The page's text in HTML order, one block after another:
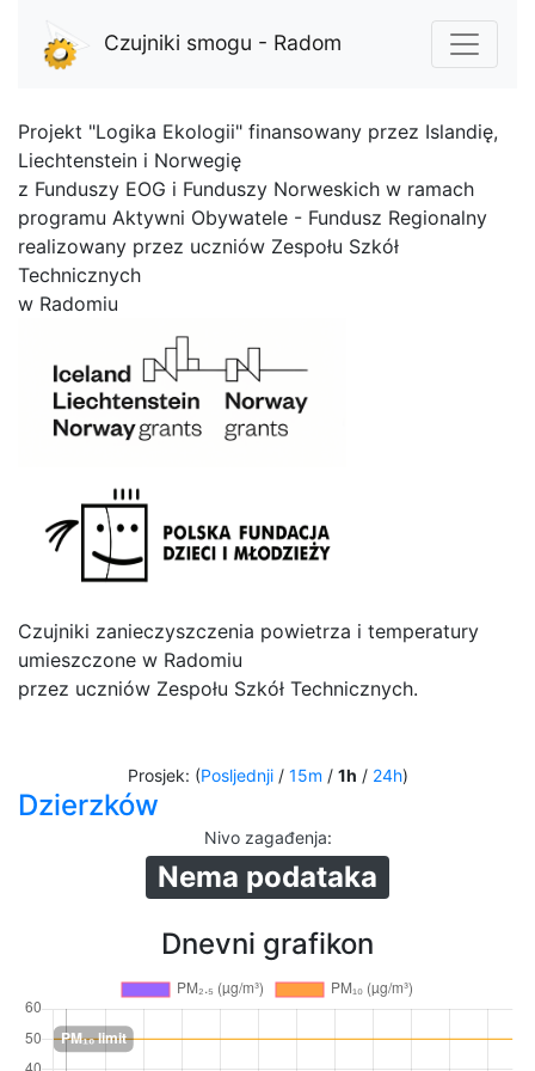
Czujniki smogu - Radom
Projekt "Logika Ekologii" finansowany przez Islandię,
Liechtenstein i Norwegię
z Funduszy EOG i Funduszy Norweskich w ramach
programu Aktywni Obywatele - Fundusz Regionalny
realizowany przez uczniów Zespołu Szkół
Technicznych
w Radomiu
Czujniki zanieczyszczenia powietrza i temperatury
umieszczone w Radomiu
przez uczniów Zespołu Szkół Technicznych.
Prosjek: (Posljednji/ 15m / 1h / 24h)
Dzierzków
Nivo zagađenja:
Nema podataka
Dnevni grafikon